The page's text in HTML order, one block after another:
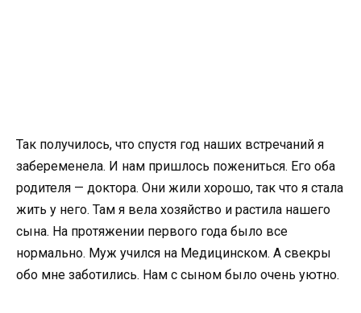
Так получилось, что спустя год наших встречаний я
забеременела. И нам пришлось пожениться. Его оба
родителя — доктора. Они жили хорошо, так что я стала
жить у него. Там я вела хозяйство и растила нашего
сына. На протяжении первого года было все
нормально. Муж учился на Медицинском. А свекры
обо мне заботились. Нам с сыном было очень уютно.